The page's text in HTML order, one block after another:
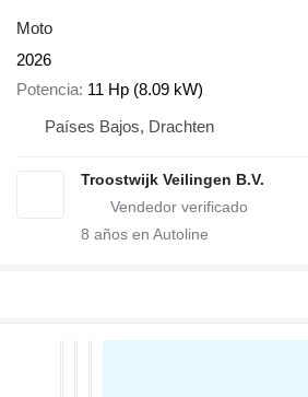
Moto
2026
Potencia 11 Hp (8.09 kW)
Países Bajos, Drachten
Troostwijk Veilingen B.V.
8 años en Autoline